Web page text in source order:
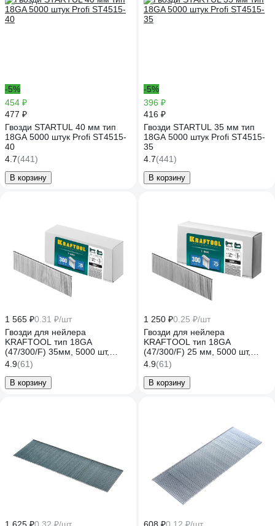
-5%
454 ₽
477 ₽
Гвозди STARTUL 40 мм тип
18GA 5000 штук Profi ST4515-
40
4.7(441)
В корзину
-5%
396 ₽
416 ₽
Гвозди STARTUL 35 мм тип
18GA 5000 штук Profi ST4515-
35
4.7(441)
В корзину
1 565 ₽0.31 ₽/шт
Гвозди для нейлера
KRAFTOOL тип 18GA
(47/300/F) 35мм, 5000 шт,
31785-35
4.9(61)
В корзину
1 250 ₽0.25 ₽/шт
Гвозди для нейлера
KRAFTOOL тип 18GA
(47/300/F) 25 мм, 5000 шт,
31785-25
4.9(61)
В корзину